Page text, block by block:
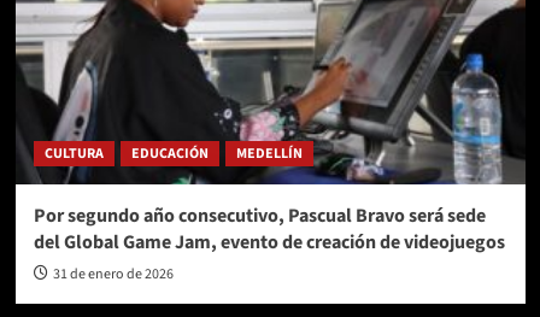
CULTURA EDUCACIÓN MEDELLÍN
Por segundo año consecutivo, Pascual Bravo será sede
del Global Game Jam, evento de creación de videojuegos
31 de enero de 2026